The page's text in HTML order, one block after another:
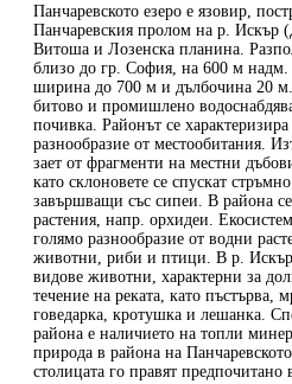
Панчаревското езеро е язовир,
Панчаревския пролом на р. Искър
Витоша и Лозенска планина.
близо до гр. София, на 600 м
ширина до 700 м и дълбочина 20 м.
битово и промишлено
почивка. Районът се
разнообразие от местообитания.
зает от фрагменти на местни
като склоновете се спускат
завършващи със сипеи. В района
растения, напр. орхидеи.
голямо разнообразие от водни
животни, риби и птици. В р. Искър
видове животни, характерни за
течение на реката, като пъстърва,
говедарка, кротушка и лешанка.
района е наличието на топли
природа в района на
столицата го правят